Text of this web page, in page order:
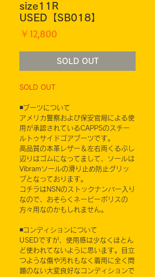
size11R
USED【SB018】
￥12,800
SOLD OUT
SOLD OUT
◾️ブーツについて
アメリカ警察および保安官局による使
用が承認されているCAPPSのスチー
ルトゥサイドゴアブーツです。
高品質の本革レザー＆左右両くるぶし
辺りはゴムになってまして、ソールは
Vibramソールの滑り止め防止グリッ
プとなっております。
コチラはNSNのストックナンバー入り
なので、おそらくネービーポリスの
方々用なのかもしれません。
◾️コンディションについて
USEDですが、使用感は少なくほとん
ど使われてないように思います。目立
つような傷や汚れもなく着用に全く問
題のない大変良好なコンディションで